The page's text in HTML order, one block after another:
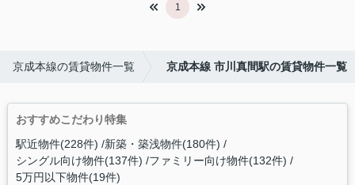
1
京成本線の賃貸物件一覧 京成本線 市川真間駅の賃貸物件一覧
おすすめこだわり特集
駅近物件(228件) 新築・築浅物件(180件)
シングル向け物件(137件) ファミリー向け物件(132件)
5万円以下物件(19件)